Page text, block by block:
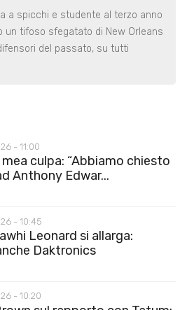
a spicchi e studente al terzo anno
un tifoso sfegatato di New Orleans
del passato, su tutti
- 11:00
culpa: “Abbiamo chiesto
Anthony Edwar...
- 10:45
Leonard si allarga:
Daktronics
- 10:20